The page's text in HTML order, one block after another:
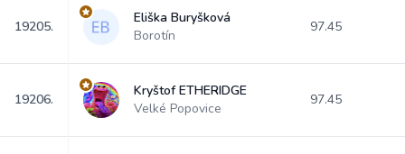
19205.
Eliška Buryšková
Borotín
97.45
19206.
Kryštof ETHERIDGE
Velké Popovice
97.45